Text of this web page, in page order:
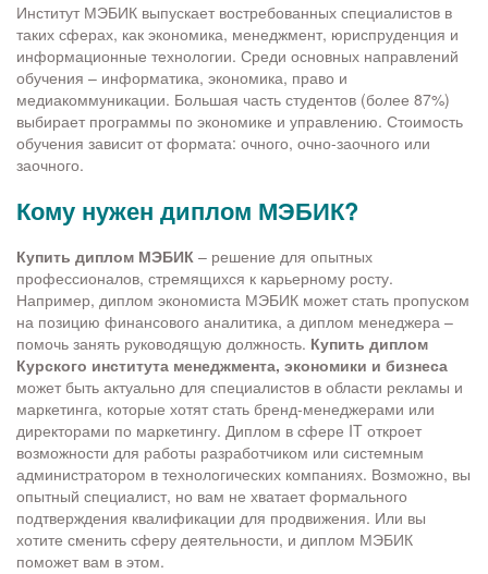
Институт МЭБИК выпускает востребованных специалистов в
таких сферах, как экономика, менеджмент, юриспруденция и
информационные технологии. Среди основных направлений
обучения – информатика, экономика, право и
медиакоммуникации. Большая часть студентов (более 87%)
выбирает программы по экономике и управлению. Стоимость
обучения зависит от формата: очного, очно-заочного или
заочного.
Кому нужен диплом МЭБИК?
Купить диплом МЭБИК – решение для опытных
профессионалов, стремящихся к карьерному росту.
Например, диплом экономиста МЭБИК может стать пропуском
на позицию финансового аналитика, а диплом менеджера –
помочь занять руководящую должность. Купить диплом
Курского института менеджмента, экономики и бизнеса
может быть актуально для специалистов в области рекламы и
маркетинга, которые хотят стать бренд-менеджерами или
директорами по маркетингу. Диплом в сфере IT откроет
возможности для работы разработчиком или системным
администратором в технологических компаниях. Возможно, вы
опытный специалист, но вам не хватает формального
подтверждения квалификации для продвижения. Или вы
хотите сменить сферу деятельности, и диплом МЭБИК
поможет вам в этом.